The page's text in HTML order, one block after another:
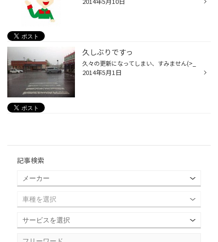
久しぶりですっ
久々の更新になってしまい、すみません(>_
2014年5月1日
記事検索